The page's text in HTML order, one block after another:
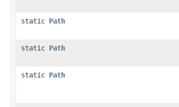
static Path
static Path
static Path